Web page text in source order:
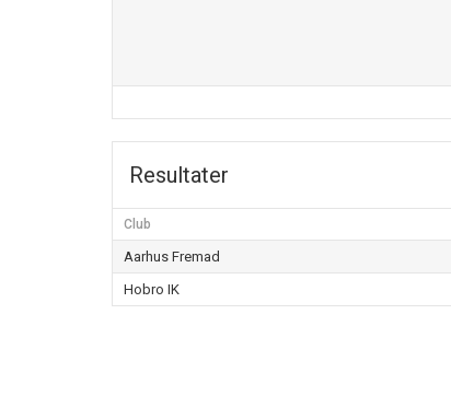
Resultater
Club
Aarhus Fremad
Hobro IK